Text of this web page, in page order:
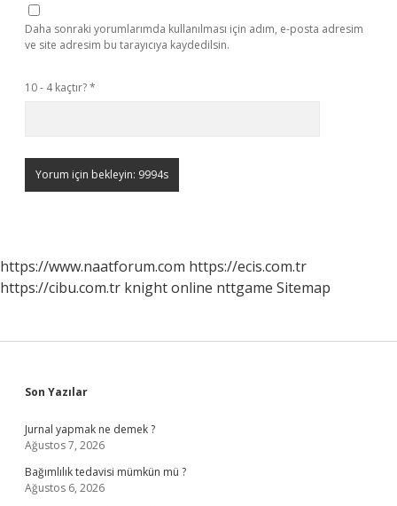
Daha sonraki yorumlarımda kullanılması için adım, e-posta adresim
ve site adresim bu tarayıcıya kaydedilsin.
10 - 4 kaçtır?*
https://www.naatforum.com https://ecis.com.tr
https://cibu.com.tr knight online nttgame Sitemap
Sidebar
Son Yazılar
Jurnal yapmak ne demek ?
Ağustos 7, 2026
Bağımlılık tedavisi mümkün mü ?
Ağustos 6, 2026